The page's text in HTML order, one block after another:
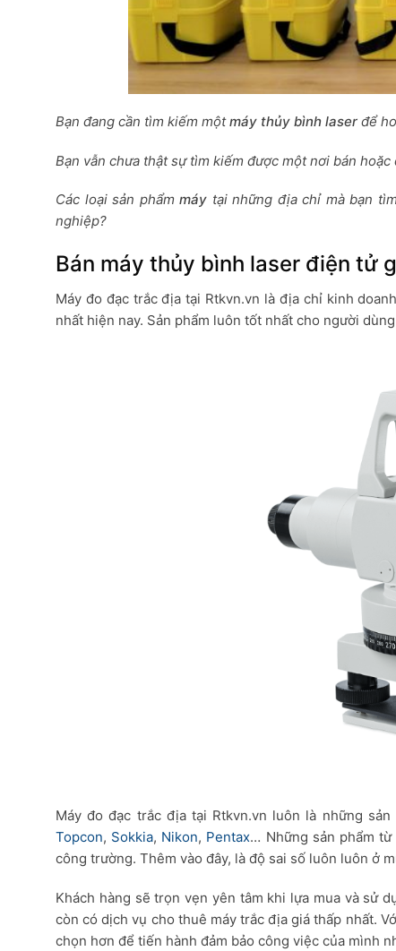
Bạn đang cần tìm kiếm mộtmáy thủy bình laser để
Bạn vẫn chưa thật sự tìm kiếm được một nơi bán
Các loại sản phẩmmáy tại những địa chỉ mà bạn
nghiệp?
Bán máy thủy bình laser điện tử
Máy đo đạc trắc địa tại Rtkvn.vn là địa chỉ kinh
nhất hiện nay. Sản phẩm luôn tốt nhất cho người
Máy đo đạc trắc địa tại Rtkvn.vn luôn là những
Topcon, Sokkia, Nikon, Pentax… Những sản phẩm
công trường. Thêm vào đây, là độ sai số luôn luôn ở
Khách hàng sẽ trọn vẹn yên tâm khi lựa mua và sử
còn có dịch vụ cho thuê máy trắc địa giá thấp nhất.
chọn hơn để tiến hành đảm bảo công việc của mình